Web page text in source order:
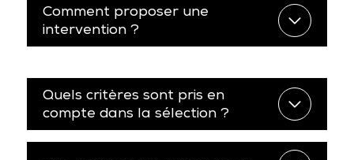
Comment proposer une
intervention ?
Quels critères sont pris en
compte dans la sélection ?